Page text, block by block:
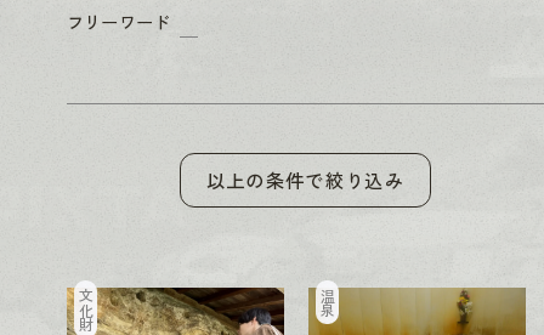
フリーワード
以上の条件で絞り込み
文化財 温泉